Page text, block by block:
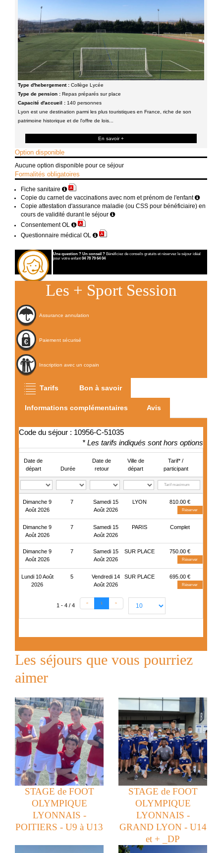
Type d'hebergement : Collège Lycée
Type de pension : Repas préparés sur place
Capacité d'accueil : 140 personnes
Lyon est une destination parmi les plus touristiques en France, riche de son
patrimoine historique et de l'offre de lois...
En savoir +
Option disponible
Aucune option disponible pour ce séjour
Formalités obligatoires
Fiche sanitaire
Copie du carnet de vaccinations avec nom et prénom de l'enfant
Copie attestation d'assurance maladie (ou CSS pour bénéficiaire) en
cours de validité durant le séjour
Consentement OL
Questionnaire médical OL
Une question ? Un conseil ? Bénéficiez de conseils gratuits et réservez le séjour idéal
pour votre enfant 04 78 79 64 04
Les + Sport Session
Assurance annulation
Paiement sécurisé
Inscription avec un copain
Tarifs Bon à savoir
Informations complémentaires Avis
Code du séjour : 10956-C-51035
* Les tarifs indiqués sont hors options
Date de
départ
Durée
Date de
retour
Ville de
départ
Tarif* /
participant
Dimanche 9
Août 2026
7
Samedi 15
Août 2026
LYON 810.00 €
Réserver
Dimanche 9
Août 2026
7
Samedi 15
Août 2026
PARIS Complet
Dimanche 9
Août 2026
7
Samedi 15
Août 2026
SUR PLACE 750.00 €
Réserver
Lundi 10 Août
2026
5
Vendredi 14
Août 2026
SUR PLACE 695.00 €
Réserver
1 - 4 / 4 < 1 >
Les séjours que vous pourriez
aimer
STAGE de FOOT
OLYMPIQUE
LYONNAIS -
POITIERS - U9 à U13
STAGE de FOOT
OLYMPIQUE
LYONNAIS -
GRAND LYON - U14
et + _DP